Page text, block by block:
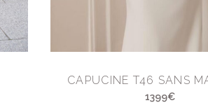
CAPUCINE T46 SANS
1399€